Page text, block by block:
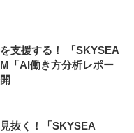
支援する！ 「SKYSEA
「AI働き方分析レポー
抜く！「SKYSEA